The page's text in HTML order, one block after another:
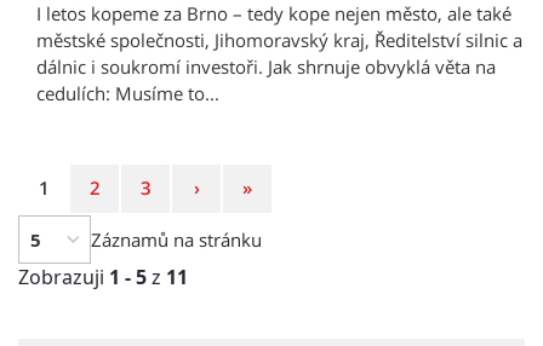
I letos kopeme za Brno – tedy kope nejen město, ale také
městské společnosti, Jihomoravský kraj, Ředitelství silnic a
dálnic i soukromí investoři. Jak shrnuje obvyklá věta na
cedulích: Musíme to...
Strana
1 Strana
2 Strana
3 ›Následující
»Poslední
Záznamů na stránku
Zobrazuji 1 - 5z 11